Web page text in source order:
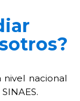
nacional